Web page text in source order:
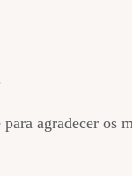
agradecer os